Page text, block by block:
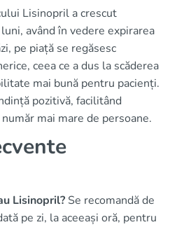
Lisinopril a crescut
având în vedere expirarea
pe piață se regăsesc
ceea ce a dus la scăderea
mai bună pentru pacienți.
pozitivă, facilitând
mai mare de persoane.
Lisinopril? Se recomandă de
pe zi, la aceeași oră, pentru